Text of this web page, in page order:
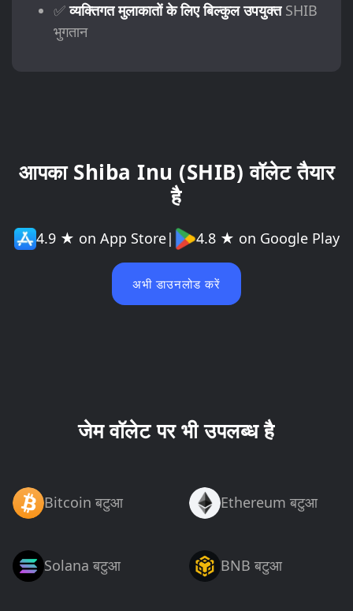
✅व्यक्तिगत मुलाकातों के लिए बिल्कुल उपयुक्तSHIB
भुगतान
आपका Shiba Inu (SHIB) वॉलेट तैयार
है
4.9 ★ on App Store| 4.8 ★ on Google Play
अभी डाउनलोड करें
जेम वॉलेट पर भी उपलब्ध है
Bitcoin बटुआ Ethereum बटुआ
Solana बटुआ BNB बटुआ